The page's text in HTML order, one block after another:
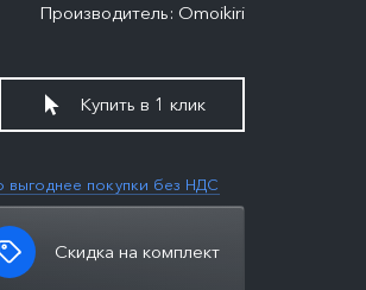
Производитель: Omoikiri
выгоднее покупки без НДС
Купить в 1 клик
Скидка на комплект